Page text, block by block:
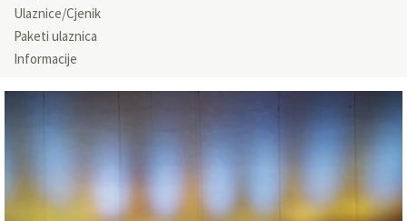
Ulaznice/Cjenik
Paketi ulaznica
Informacije